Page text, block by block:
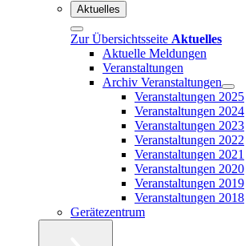
Aktuelles
Zur Übersichtsseite Aktuelles
Aktuelle Meldungen
Veranstaltungen
Archiv Veranstaltungen
Veranstaltungen 2025
Veranstaltungen 2024
Veranstaltungen 2023
Veranstaltungen 2022
Veranstaltungen 2021
Veranstaltungen 2020
Veranstaltungen 2019
Veranstaltungen 2018
Gerätezentrum